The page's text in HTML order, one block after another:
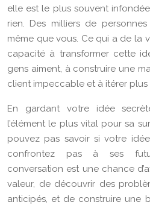
elle est le plus souvent
rien. Des milliers de
même que vous. Ce qui a de la
capacité à transformer cette
gens aiment, à construire une
client impeccable et à itérer plus
En gardant votre idée
l’élément le plus vital pour sa
pouvez pas savoir si votre
confrontez pas à ses
conversation est une chance
valeur, de découvrir des
anticipés, et de construire une